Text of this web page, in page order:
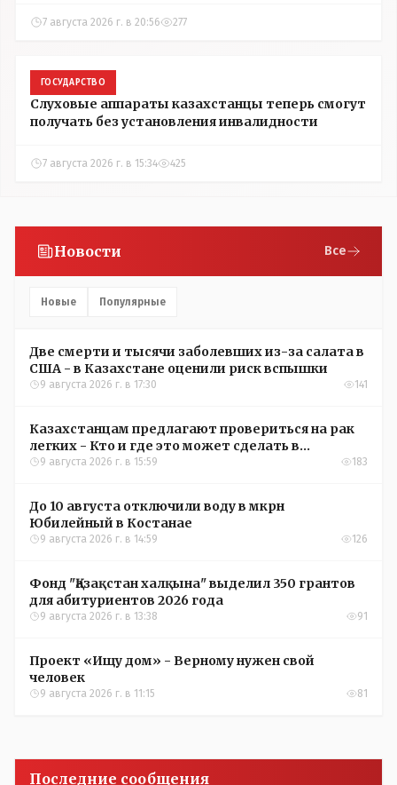
7 августа 2026 г. в 20:56 277
ГОСУДАРСТВО
Слуховые аппараты казахстанцы теперь смогут
получать без установления инвалидности
7 августа 2026 г. в 15:34 425
Новости Все
Новые Популярные
Две смерти и тысячи заболевших из-за салата в
США - в Казахстане оценили риск вспышки
9 августа 2026 г. в 17:30 141
Казахстанцам предлагают провериться на рак
легких - Кто и где это может сделать в
Костанайской области
9 августа 2026 г. в 15:59 183
До 10 августа отключили воду в мкрн
Юбилейный в Костанае
9 августа 2026 г. в 14:59 126
Фонд "Қазақстан халқына" выделил 350 грантов
для абитуриентов 2026 года
9 августа 2026 г. в 13:38 91
Проект «Ищу дом» - Верному нужен свой
человек
9 августа 2026 г. в 11:15 81
Последние сообщения